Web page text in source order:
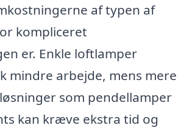
af typen af
kompliceret
er. Enkle loftlamper
mindre arbejde, mens mere
som pendellamper
kan kræve ekstra tid og